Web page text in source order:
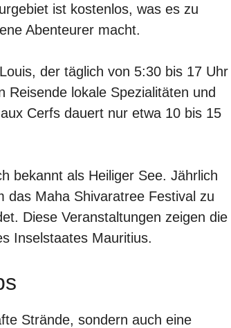
ist kostenlos, was es zu
Abenteurer macht.
der täglich von 5:30 bis 17 Uhr
lokale Spezialitäten und
Cerfs dauert nur etwa 10 bis 15
bekannt als Heiliger See. Jährlich
das Maha Shivaratree Festival zu
Diese Veranstaltungen zeigen die
Inselstaates Mauritius.
Strände, sondern auch eine